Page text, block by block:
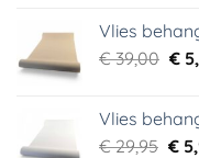
was:
€
Vlies
€39,00
€
€
Vlies
€29,95 €